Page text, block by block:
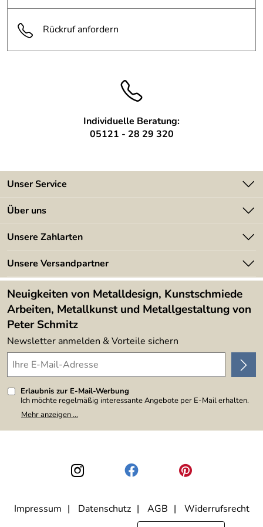
Anzahl Ziffern:
1 Stck.
Rückruf anfordern
Individuelle Beratung:
05121 - 28 29 320
Unser Service
Kontakt
Kundeninformationen
Newsletter
Lieferbedingungen
Über uns
Angebote
Kundenbewertungen (394)
4,9/5
Unsere Zahlarten
Unsere Versandpartner
Neuigkeiten von Metalldesign, Kunstschmiede
Arbeiten, Metallkunst und Metallgestaltung von
Peter Schmitz
Newsletter anmelden & Vorteile sichern
Erlaubnis zur E-Mail-Werbung
Ich möchte regelmäßig interessante Angebote per E-Mail erhalten.
Meine E-Mail-Adresse wird nicht an andere Unternehmen
weitergegeben. Zu statistischen Zwecken wird in anonymer Form
den Link "Abmelden" am Ende des Newsletters anklicke. Die
Datenschutzerklärung
habe ich zur Kenntnis genommen.
Mehr anzeigen ...
Impressum Datenschutz AGB Widerrufsrecht